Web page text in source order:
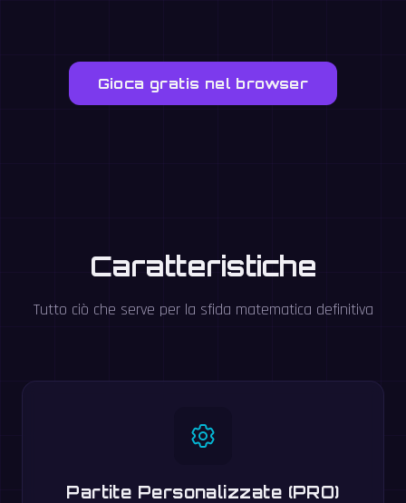
Gioca gratis nel browser
Caratteristiche
Tutto ciò che serve per la sfida matematica definitiva
Partite Personalizzate (PRO)